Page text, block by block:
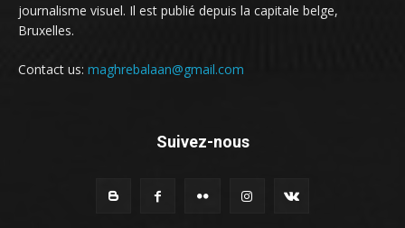
journalisme visuel. Il est publié depuis la capitale belge,
Bruxelles.
Contact us: maghrebalaan@gmail.com
Suivez-nous